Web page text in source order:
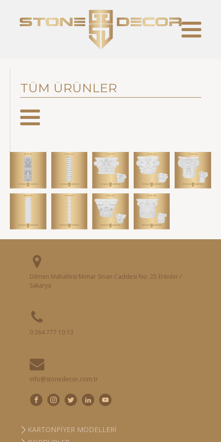
TÜM ÜRÜNLER
KARTONPIYER MODELLERI
Dilmen Mahallesi Mimar Sinan Caddesi No: 25 Erenler /
Sakarya
0 264 777 10 13
info@stonedecor.com.tr